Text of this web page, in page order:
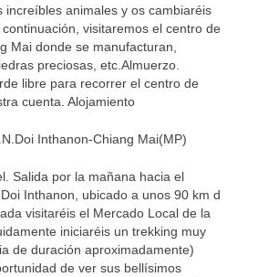
increíbles animales y os cambiaréis
visitaremos el centro de
Mai donde se manufacturan,
preciosas, etc.Almuerzo.
libre para recorrer el centro de
cuenta. Alojamiento
Inthanon-Chiang Mai(MP)
Salida por la mañana hacia el
Inthanon, ubicado a unos 90 km d
visitaréis el Mercado Local de la
iniciaréis un trekking muy
de duración aproximadamente)
de ver sus bellísimos